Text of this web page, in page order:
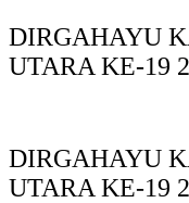
DIRGAHAYU
UTARA KE-19
DIRGAHAYU
UTARA KE-19